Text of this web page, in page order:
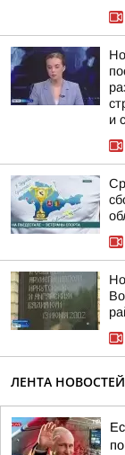
и
ЛЕНТА НОВОСТЕЙ